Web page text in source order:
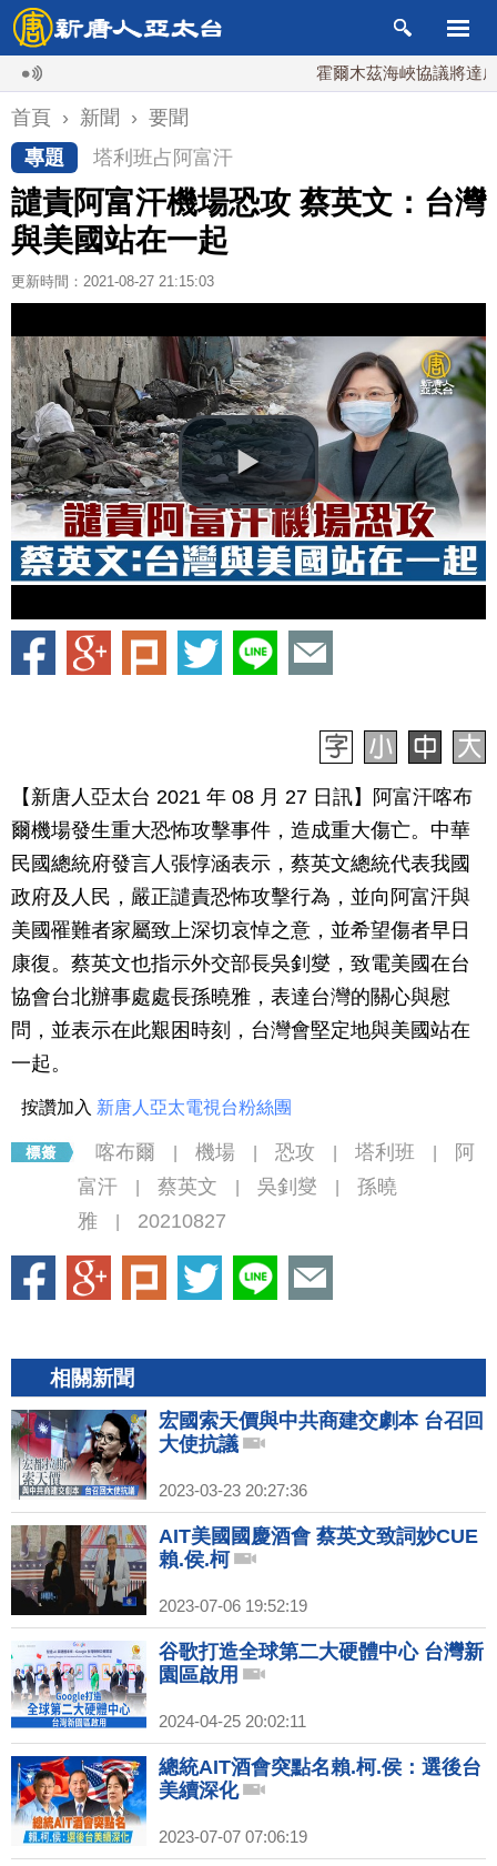
霍爾木茲海峽協議將達成？伊
首頁 › 新聞 › 要聞
專題
塔利班占阿富汗
譴責阿富汗機場恐攻 蔡英文：台灣
與美國站在一起
更新時間：2021-08-27 21:15:03
【新唐人亞太台 2021 年 08 月 27 日訊】阿富汗喀布
爾機場發生重大恐怖攻擊事件，造成重大傷亡。中華
民國總統府發言人張惇涵表示，蔡英文總統代表我國
政府及人民，嚴正譴責恐怖攻擊行為，並向阿富汗與
美國罹難者家屬致上深切哀悼之意，並希望傷者早日
康復。蔡英文也指示外交部長吳釗燮，致電美國在台
協會台北辦事處處長孫曉雅，表達台灣的關心與慰
問，並表示在此艱困時刻，台灣會堅定地與美國站在
一起。
按讚加入 新唐人亞太電視台粉絲團
喀布爾 機場 恐攻 塔利班
阿
富汗
蔡英文 吳釗燮
孫曉
雅
20210827
相關新聞
宏國索天價與中共商建交劇本 台召回
大使抗議
2023-03-23 20:27:36
AIT美國國慶酒會 蔡英文致詞妙CUE
賴.侯.柯
2023-07-06 19:52:19
谷歌打造全球第二大硬體中心 台灣新
園區啟用
2024-04-25 20:02:11
總統AIT酒會突點名賴.柯.侯：選後台
美續深化
2023-07-07 07:06:19